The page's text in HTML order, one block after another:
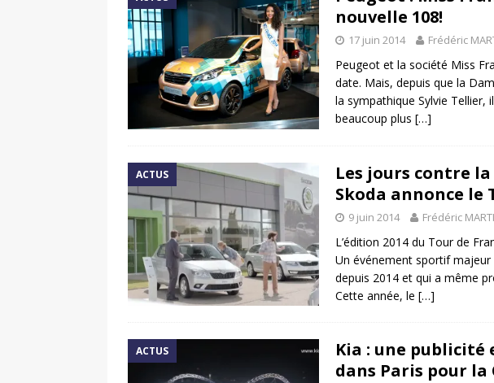
nouvelle 108!
17 juin 2014 Frédéric
Peugeot et la société Miss
date. Mais, depuis que la
la sympathique Sylvie
beaucoup plus […]
ACTUS
Les jours contre
Skoda annonce le
9 juin 2014 Frédéric
L’édition 2014 du Tour de
Un événement sportif
depuis 2014 et qui a même
Cette année, le […]
ACTUS
Kia : une publicité
dans Paris pour la